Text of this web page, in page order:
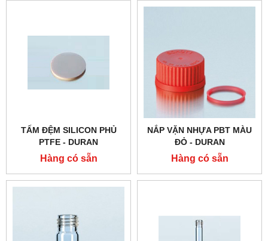
TẤM ĐỆM SILICON PHỦ
PTFE - DURAN
Hàng có sẵn
NẮP VẶN NHỰA PBT MÀU
ĐỎ - DURAN
Hàng có sẵn